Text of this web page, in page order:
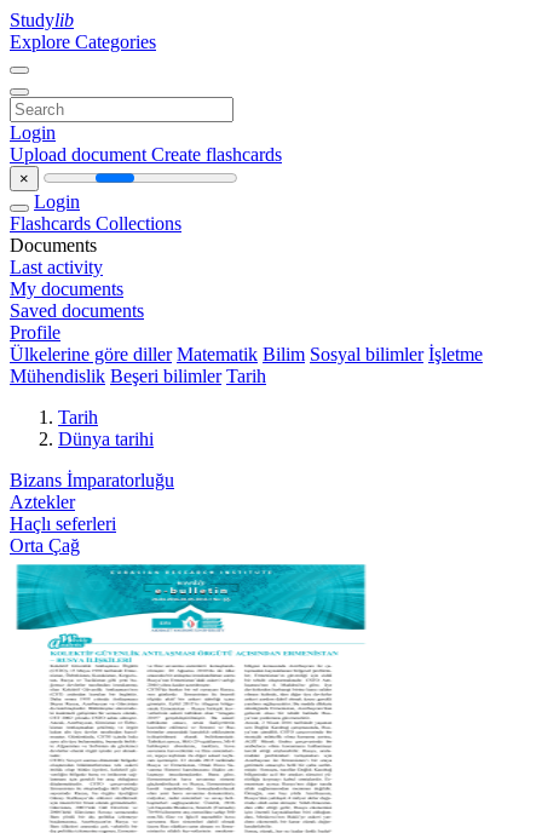
Studylib
Explore Categories
Login
Upload document Create flashcards
×
Login
Flashcards Collections
Documents
Last activity
My documents
Saved documents
Profile
Ülkelerine göre diller Matematik Bilim Sosyal bilimler İşletme
Mühendislik Beşeri bilimler Tarih
Tarih
Dünya tarihi
Bizans İmparatorluğu
Aztekler
Haçlı seferleri
Orta Çağ